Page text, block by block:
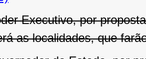
Executivo, por
as localidades, que